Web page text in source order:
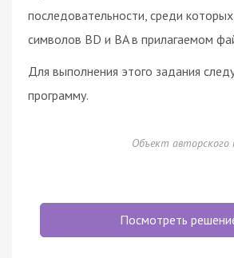
последовательности, среди
символов BD и BA в прилагаемом
Для выполнения этого задания
программу.
Объект авторского
Посмотреть